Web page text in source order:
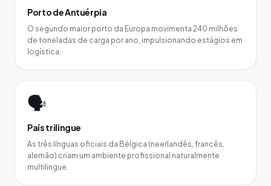
Porto de Antuérpia
O segundo maior porto da Europa movimenta 240 milhões
de toneladas de carga por ano, impulsionando estágios em
logística.
🗣️
País trilingue
As três línguas oficiais da Bélgica (neerlandês, francês,
alemão) criam um ambiente profissional naturalmente
multilingue.